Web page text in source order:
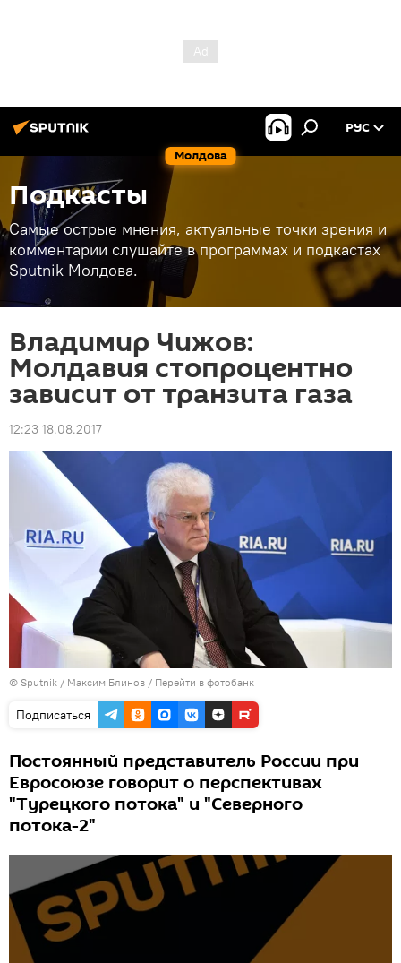
Молдова
РУС
Подкасты
Самые острые мнения, актуальные точки зрения и
комментарии слушайте в программах и подкастах
Sputnik Молдова.
Владимир Чижов:
Молдавия стопроцентно
зависит от транзита газа
12:23 18.08.2017
© Sputnik / Максим Блинов / Перейти в фотобанк
Подписаться
Постоянный представитель России при
Евросоюзе говорит о перспективах
"Турецкого потока" и "Северного
потока-2"